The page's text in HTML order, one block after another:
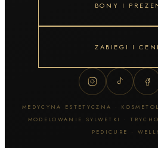
BONY I
ZABIEGI I
MEDYCYNA ESTETYCZNA ·
MODELOWANIE SYLWETKI ·
PEDICURE ·